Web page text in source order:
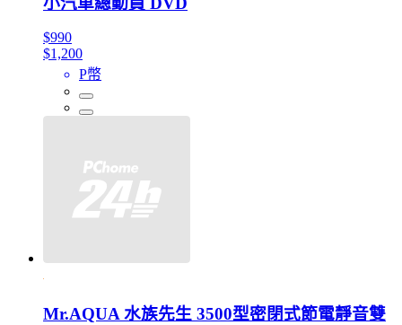
$990
$1,200
P幣
Mr.AQUA 水族先生 3500型密閉式節電靜音雙